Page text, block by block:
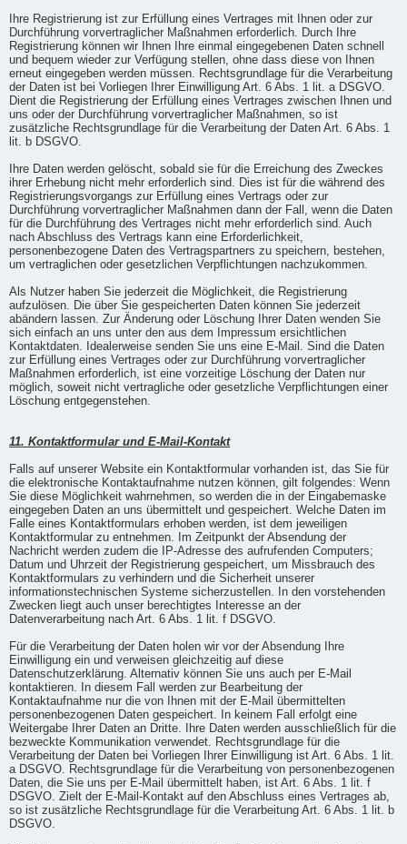
Ihre Registrierung ist zur Erfüllung eines Vertrages mit Ihnen oder zur
Durchführung vorvertraglicher Maßnahmen erforderlich. Durch Ihre
Registrierung können wir Ihnen Ihre einmal eingegebenen Daten schnell
und bequem wieder zur Verfügung stellen, ohne dass diese von Ihnen
erneut eingegeben werden müssen. Rechtsgrundlage für die Verarbeitung
der Daten ist bei Vorliegen Ihrer Einwilligung Art. 6 Abs. 1 lit. a DSGVO.
Dient die Registrierung der Erfüllung eines Vertrages zwischen Ihnen und
uns oder der Durchführung vorvertraglicher Maßnahmen, so ist
zusätzliche Rechtsgrundlage für die Verarbeitung der Daten Art. 6 Abs. 1
lit. b DSGVO.
Ihre Daten werden gelöscht, sobald sie für die Erreichung des Zweckes
ihrer Erhebung nicht mehr erforderlich sind. Dies ist für die während des
Registrierungsvorgangs zur Erfüllung eines Vertrags oder zur
Durchführung vorvertraglicher Maßnahmen dann der Fall, wenn die Daten
für die Durchführung des Vertrages nicht mehr erforderlich sind. Auch
nach Abschluss des Vertrags kann eine Erforderlichkeit,
personenbezogene Daten des Vertragspartners zu speichern, bestehen,
um vertraglichen oder gesetzlichen Verpflichtungen nachzukommen.
Als Nutzer haben Sie jederzeit die Möglichkeit, die Registrierung
aufzulösen. Die über Sie gespeicherten Daten können Sie jederzeit
abändern lassen. Zur Änderung oder Löschung Ihrer Daten wenden Sie
sich einfach an uns unter den aus dem Impressum ersichtlichen
Kontaktdaten. Idealerweise senden Sie uns eine E-Mail. Sind die Daten
zur Erfüllung eines Vertrages oder zur Durchführung vorvertraglicher
Maßnahmen erforderlich, ist eine vorzeitige Löschung der Daten nur
möglich, soweit nicht vertragliche oder gesetzliche Verpflichtungen einer
Löschung entgegenstehen.
11. Kontaktformular und E-Mail-Kontakt
Falls auf unserer Website ein Kontaktformular vorhanden ist, das Sie für
die elektronische Kontaktaufnahme nutzen können, gilt folgendes: Wenn
Sie diese Möglichkeit wahrnehmen, so werden die in der Eingabemaske
eingegeben Daten an uns übermittelt und gespeichert. Welche Daten im
Falle eines Kontaktformulars erhoben werden, ist dem jeweiligen
Kontaktformular zu entnehmen. Im Zeitpunkt der Absendung der
Nachricht werden zudem die IP-Adresse des aufrufenden Computers;
Datum und Uhrzeit der Registrierung gespeichert, um Missbrauch des
Kontaktformulars zu verhindern und die Sicherheit unserer
informationstechnischen Systeme sicherzustellen. In den vorstehenden
Zwecken liegt auch unser berechtigtes Interesse an der
Datenverarbeitung nach Art. 6 Abs. 1 lit. f DSGVO.
Für die Verarbeitung der Daten holen wir vor der Absendung Ihre
Einwilligung ein und verweisen gleichzeitig auf diese
Datenschutzerklärung. Alternativ können Sie uns auch per E-Mail
kontaktieren. In diesem Fall werden zur Bearbeitung der
Kontaktaufnahme nur die von Ihnen mit der E-Mail übermittelten
personenbezogenen Daten gespeichert. In keinem Fall erfolgt eine
Weitergabe Ihrer Daten an Dritte. Ihre Daten werden ausschließlich für die
bezweckte Kommunikation verwendet. Rechtsgrundlage für die
Verarbeitung der Daten bei Vorliegen Ihrer Einwilligung ist Art. 6 Abs. 1 lit.
a DSGVO. Rechtsgrundlage für die Verarbeitung von personenbezogenen
Daten, die Sie uns per E-Mail übermittelt haben, ist Art. 6 Abs. 1 lit. f
DSGVO. Zielt der E-Mail-Kontakt auf den Abschluss eines Vertrages ab,
so ist zusätzliche Rechtsgrundlage für die Verarbeitung Art. 6 Abs. 1 lit. b
DSGVO.